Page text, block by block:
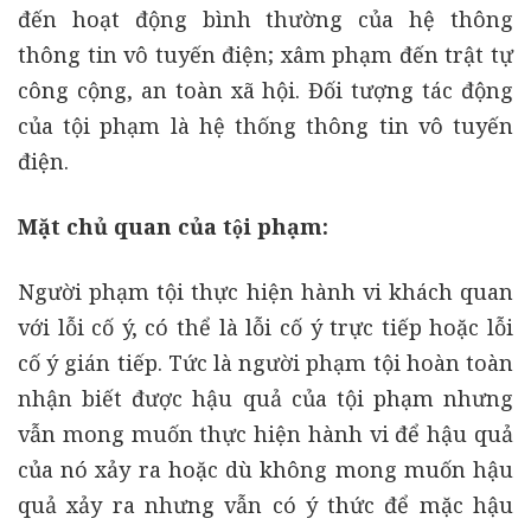
đến hoạt động bình thường của hệ thông
thông tin vô tuyến điện; xâm phạm đến trật tự
công cộng, an toàn xã hội. Đối tượng tác động
của tội phạm là hệ thống thông tin vô tuyến
điện.
Mặt chủ quan của tội phạm:
Người phạm tội thực hiện hành vi khách quan
với lỗi cố ý, có thể là lỗi cố ý trực tiếp hoặc lỗi
cố ý gián tiếp. Tức là người phạm tội hoàn toàn
nhận biết được hậu quả của tội phạm nhưng
vẫn mong muốn thực hiện hành vi để hậu quả
của nó xảy ra hoặc dù không mong muốn hậu
quả xảy ra nhưng vẫn có ý thức để mặc hậu